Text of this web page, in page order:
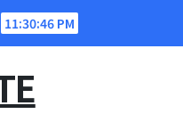
11:30:47 PM